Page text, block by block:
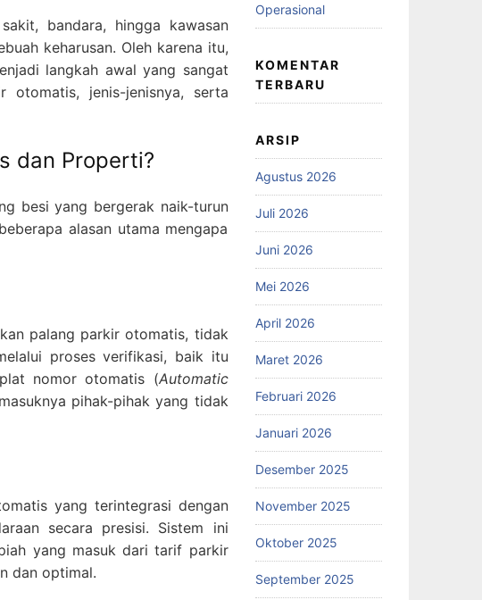
bandara, hingga kawasan
keharusan. Oleh karena itu,
langkah awal yang sangat
otomatis, jenis-jenisnya, serta
dan Properti?
besi yang bergerak naik-turun
alasan utama mengapa
palang parkir otomatis, tidak
proses verifikasi, baik itu
nomor otomatis (Automatic
pihak-pihak yang tidak
yang terintegrasi dengan
secara presisi. Sistem ini
yang masuk dari tarif parkir
dan optimal.
Operasional
KOMENTAR
TERBARU
ARSIP
Agustus 2026
Juli 2026
Juni 2026
Mei 2026
April 2026
Maret 2026
Februari 2026
Januari 2026
Desember 2025
November 2025
Oktober 2025
September 2025